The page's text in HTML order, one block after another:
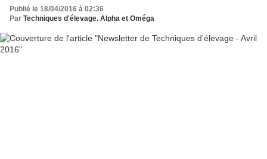
Publié le 18/04/2016 à 02:36
Par Techniques d'élevage. Alpha et Oméga